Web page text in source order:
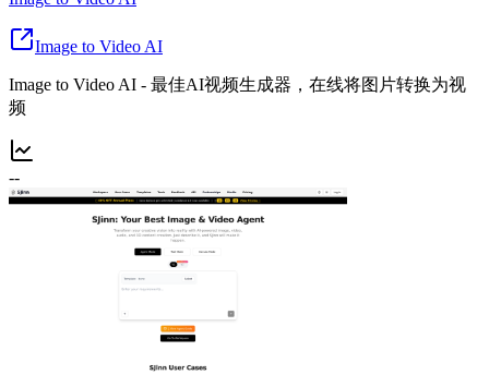
Image to Video AI
Image to Video AI - 最佳AI视频生成器，在线将图片转换为视
频
--